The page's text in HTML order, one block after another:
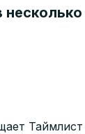
Таймлист